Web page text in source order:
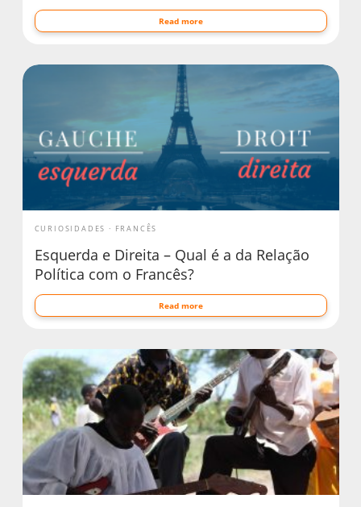
Read more
CURIOSIDADES FRANCÊS
Esquerda e Direita – Qual é a da Relação
Política com o Francês?
Read more